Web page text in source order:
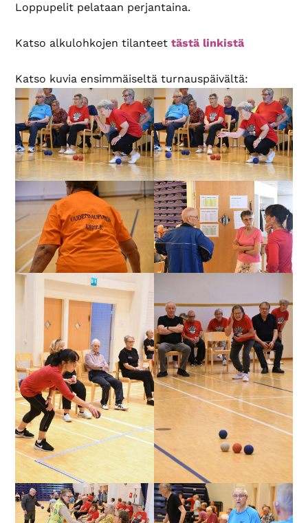
Loppupelit pelataan perjantaina.
Katso alkulohkojen tilanteet tästä linkistä
Katso kuvia ensimmäiseltä turnauspäivältä: